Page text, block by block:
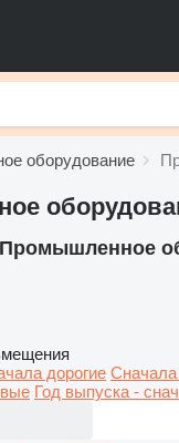
оборудование
Промышленное
дорогие
Год выпуска -